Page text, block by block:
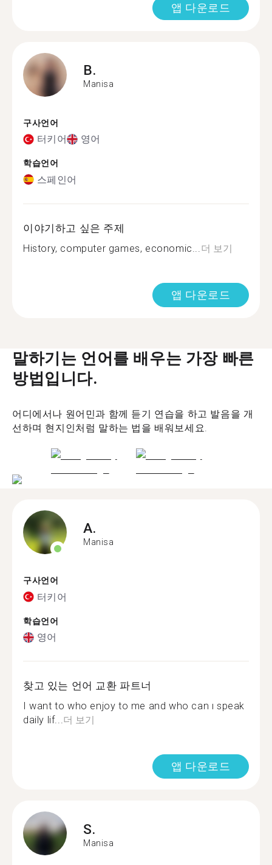
앱 다운로드
B.
Manisa
구사언어
터키어 영어
학습언어
스페인어
이야기하고 싶은 주제
History, computer games, economic... 더 보기
앱 다운로드
말하기는 언어를 배우는 가장 빠른
방법입니다.
어디에서나 원어민과 함께 듣기 연습을 하고 발음을 개
선하며 현지인처럼 말하는 법을 배워보세요.
A.
Manisa
구사언어
터키어
학습언어
영어
찾고 있는 언어 교환 파트너
I want to who enjoy to me and who can ı speak
daily lif...더 보기
앱 다운로드
S.
Manisa